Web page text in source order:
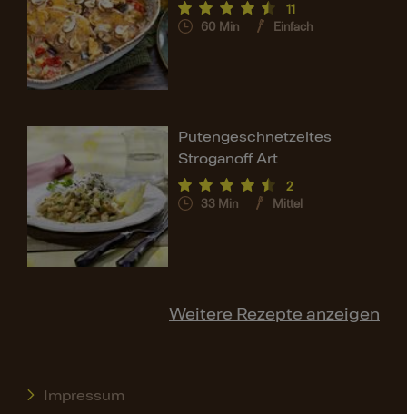
11
60 Min Einfach
Putengeschnetzeltes
Stroganoff Art
2
33 Min Mittel
Weitere Rezepte anzeigen
Impressum